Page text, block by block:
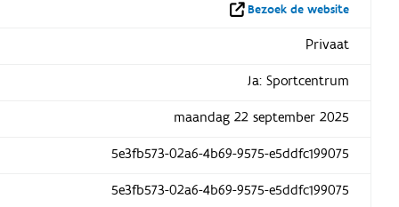
Bezoek de website
Privaat
Ja: Sportcentrum
maandag 22 september 2025
5e3fb573-02a6-4b69-9575-e5ddfc199075
5e3fb573-02a6-4b69-9575-e5ddfc199075